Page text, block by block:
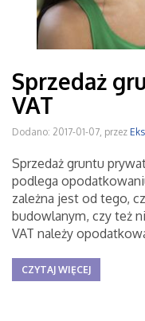
Sprzedaż
VAT
Dodano: 2017-01-07, przez
Sprzedaż gruntu
podlega
zależna jest od tego,
budowlanym, czy też
VAT należy
CZYTAJ WIĘCEJ